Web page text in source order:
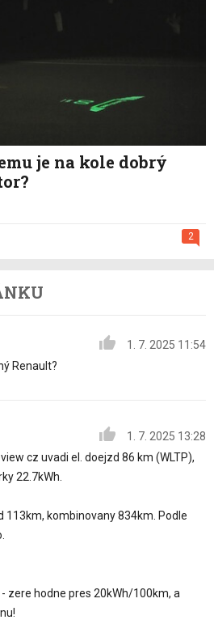
je na kole dobrý
2
1. 7. 2025 11:54
Renault?
1. 7. 2025 13:28
cz uvadi el. doejzd 86 km (WLTP),
22.7kWh.
113km, kombinovany 834km. Podle
zere hodne pres 20kWh/100km, a